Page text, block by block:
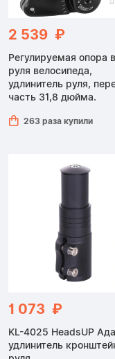
2 539 ₽
Регулируемая опора
руля велосипеда,
удлинитель руля,
часть 31,8 дюйма.
263 раза купили
1 073 ₽
KL-4025 HeadsUP
удлинитель